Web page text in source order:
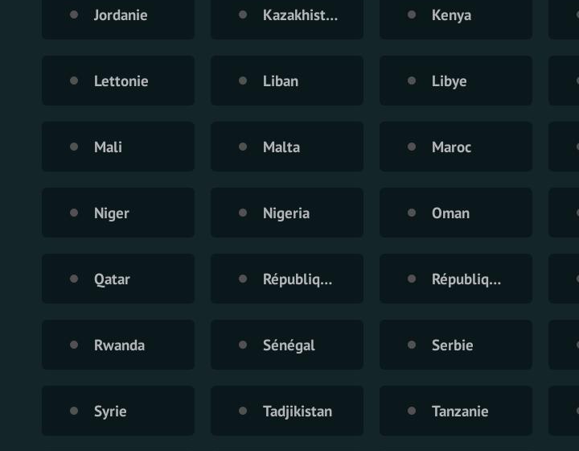
Jordanie Kazakhistan Kenya
Lettonie Liban Libye
Mali Malta Maroc
Niger Nigeria Oman
Qatar République de Moldavie République démocratique du Congo
Rwanda Sénégal Serbie
Syrie Tadjikistan Tanzanie